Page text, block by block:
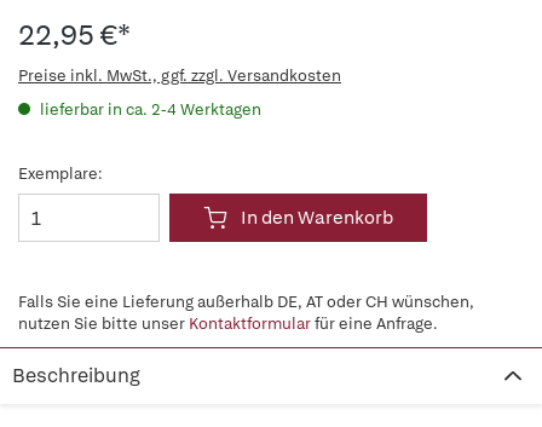
22,95 €*
Preise inkl. MwSt., ggf. zzgl. Versandkosten
lieferbar in ca. 2-4 Werktagen
Exemplare:
In den Warenkorb
Falls Sie eine Lieferung außerhalb DE, AT oder CH wünschen,
nutzen Sie bitte unser Kontaktformularfür eine Anfrage.
Beschreibung